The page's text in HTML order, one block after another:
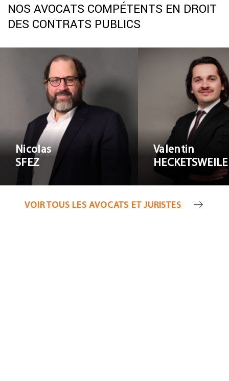
NOS AVOCATS COMPÉTENTS EN DROIT
DES CONTRATS PUBLICS
Nicolas
SFEZ
Nicolas SFEZ
Valentin
VOIR TOUS LES AVOCATS ET JURISTES